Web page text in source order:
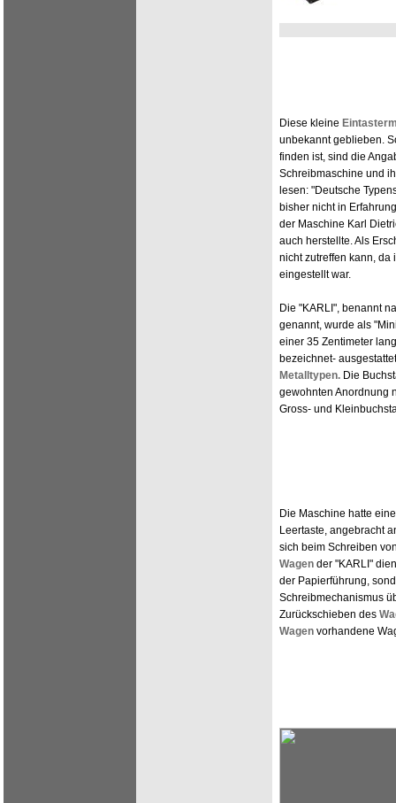
Diese kleine
unbekannt geblieben.
finden ist, sind die
Schreibmaschine und
lesen: "Deutsche
bisher nicht in
der Maschine Karl
auch herstellte. Als
nicht zutreffen kann, da
eingestellt war.
Die "KARLI", benannt
genannt, wurde als
einer 35 Zentimeter
bezeichnet-
Metalltypen. Die
gewohnten Anordnung
Gross- und
Die Maschine hatte
Leertaste, angebracht
sich beim Schreiben
Wagen der "KARLI"
der Papierführung,
Schreibmechanismus
Zurückschieben des
Wagen vorhandene